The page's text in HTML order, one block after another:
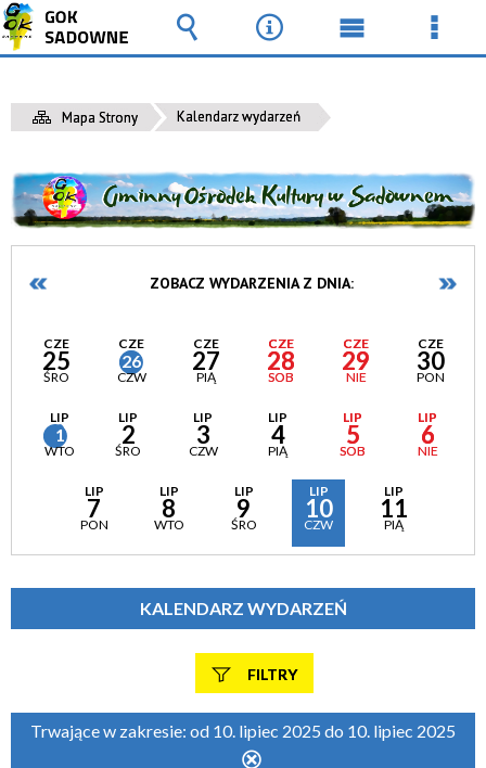
Mapa Strony Kalendarz wydarzeń
ZOBACZ WYDARZENIA Z DNIA:
CZE
25
ŚRO
CZE
26
CZW
CZE
27
PIĄ
CZE
28
SOB
CZE
29
NIE
CZE
30
PON
LIP
1
WTO
LIP
2
ŚRO
LIP
3
CZW
LIP
4
PIĄ
LIP
5
SOB
LIP
6
NIE
LIP
7
PON
LIP
8
WTO
LIP
9
ŚRO
LIP
10
CZW
LIP
11
PIĄ
KALENDARZ WYDARZEŃ
FILTRY
Szukana fraza
Trwające w zakresie: od 10. lipiec 2025 do 10. lipiec 2025
Wyszukiwarka
Narzędzia
Menu